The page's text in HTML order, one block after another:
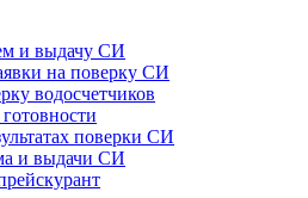
и выдачу СИ
на поверку СИ
водосчетчиков
поверки СИ
и выдачи СИ